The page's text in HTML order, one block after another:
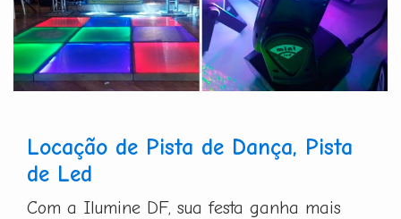
Locação de Pista de Dança, Pista
de Led
Com a Ilumine DF, sua festa ganha mais